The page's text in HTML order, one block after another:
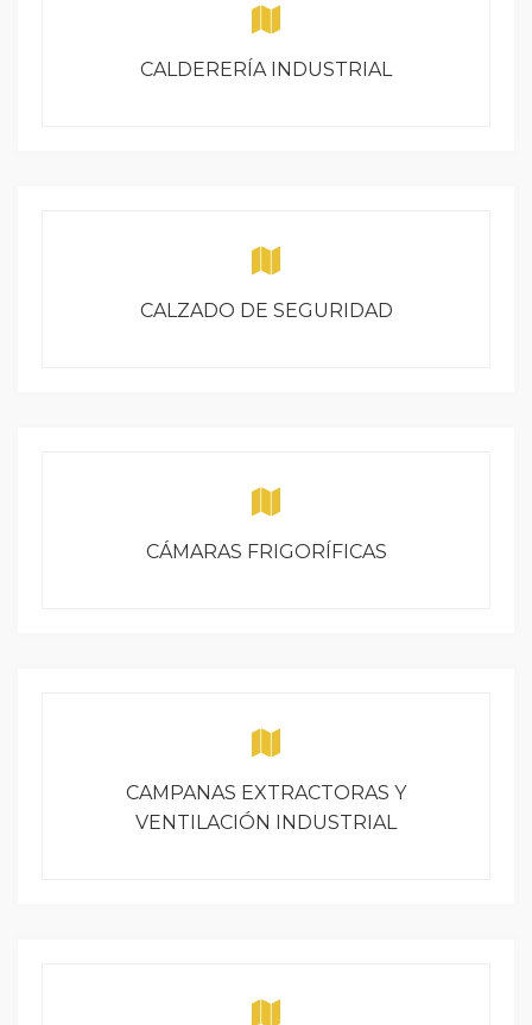
CALDERERÍA INDUSTRIAL
CALZADO DE SEGURIDAD
CÁMARAS FRIGORÍFICAS
CAMPANAS EXTRACTORAS Y
VENTILACIÓN INDUSTRIAL